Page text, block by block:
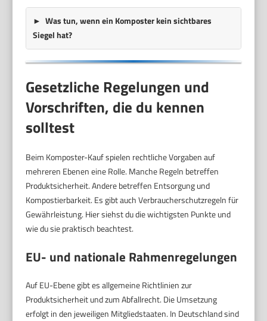
Was tun, wenn ein Komposter kein sichtbares
Siegel hat?
Gesetzliche Regelungen und
Vorschriften, die du kennen
solltest
Beim Komposter-Kauf spielen rechtliche Vorgaben auf
mehreren Ebenen eine Rolle. Manche Regeln betreffen
Produktsicherheit. Andere betreffen Entsorgung und
Kompostierbarkeit. Es gibt auch Verbraucherschutzregeln für
Gewährleistung. Hier siehst du die wichtigsten Punkte und
wie du sie praktisch beachtest.
EU- und nationale Rahmenregelungen
Auf EU-Ebene gibt es allgemeine Richtlinien zur
Produktsicherheit und zum Abfallrecht. Die Umsetzung
erfolgt in den jeweiligen Mitgliedstaaten. In Deutschland sind